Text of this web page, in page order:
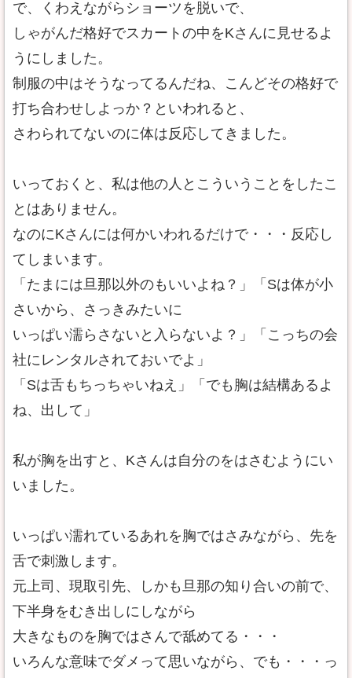
で、くわえながらショーツを脱いで、
しゃがんだ格好でスカートの中をKさんに見せるよ
うにしました。
制服の中はそうなってるんだね、こんどその格好で
打ち合わせしよっか？といわれると、
さわられてないのに体は反応してきました。
いっておくと、私は他の人とこういうことをしたこ
とはありません。
なのにKさんには何かいわれるだけで・・・反応し
てしまいます。
「たまには旦那以外のもいいよね？」「Sは体が小
さいから、さっきみたいに
いっぱい濡らさないと入らないよ？」「こっちの会
社にレンタルされておいでよ」
「Sは舌もちっちゃいねえ」「でも胸は結構あるよ
ね、出して」
私が胸を出すと、Kさんは自分のをはさむようにい
いました。
いっぱい濡れているあれを胸ではさみながら、先を
舌で刺激します。
元上司、現取引先、しかも旦那の知り合いの前で、
下半身をむき出しにしながら
大きなものを胸ではさんで舐めてる・・・
いろんな意味でダメって思いながら、でも・・・っ